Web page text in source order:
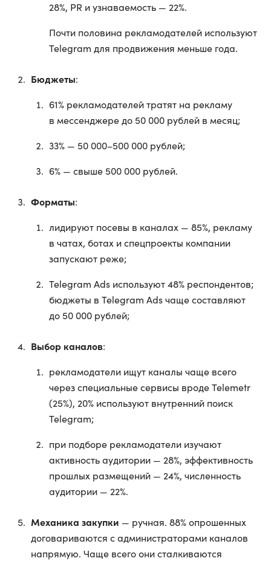
28%, PR и узнаваемость — 22%.
Почти половина рекламодателей используют
Telegram для продвижения меньше года.
Бюджеты:
61% рекламодателей тратят на рекламу
в мессенджере до 50 000 рублей в месяц;
33% — 50 000–500 000 рублей;
6% — свыше 500 000 рублей.
Форматы:
лидируют посевы в каналах — 85%, рекламу
в чатах, ботах и спецпроекты компании
запускают реже;
Telegram Ads используют 48% респондентов;
бюджеты в Telegram Ads чаще составляют
до 50 000 рублей;
Выбор каналов:
рекламодатели ищут каналы чаще всего
через специальные сервисы вроде Telemetr
(25%), 20% используют внутренний поиск
Telegram;
при подборе рекламодатели изучают
активность аудитории — 28%, эффективность
прошлых размещений — 24%, численность
аудитории — 22%.
Механика закупки — ручная. 88% опрошенных
договариваются с администраторами каналов
напрямую. Чаще всего они сталкиваются